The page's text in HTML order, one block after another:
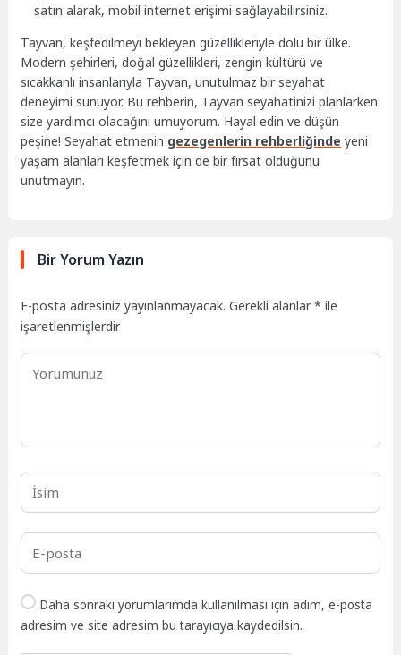
satın alarak, mobil internet erişimi sağlayabilirsiniz.
Tayvan, keşfedilmeyi bekleyen güzellikleriyle dolu bir ülke.
Modern şehirleri, doğal güzellikleri, zengin kültürü ve
sıcakkanlı insanlarıyla Tayvan, unutulmaz bir seyahat
deneyimi sunuyor. Bu rehberin, Tayvan seyahatinizi planlarken
size yardımcı olacağını umuyorum. Hayal edin ve düşün
peşine! Seyahat etmenin gezegenlerin rehberliğinde yeni
yaşam alanları keşfetmek için de bir fırsat olduğunu
unutmayın.
Bir Yorum Yazın
E-posta adresiniz yayınlanmayacak. Gerekli alanlar* ile
işaretlenmişlerdir
Daha sonraki yorumlarımda kullanılması için adım, e-posta
adresim ve site adresim bu tarayıcıya kaydedilsin.